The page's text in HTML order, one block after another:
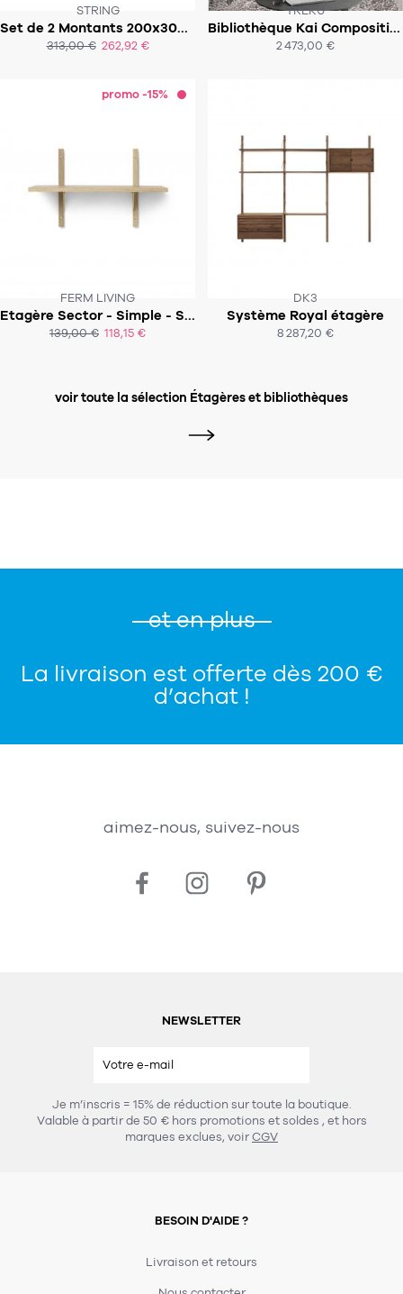
STRING
Set de 2 Montants 200x30cm - Système String
313,00 € 262,92 €
ACHAT EXPRESS
TREKU
Bibliothèque Kai Composition 1
2 473,00 €
SOUS 8- 9 SEMAINES
ACHAT EXPRESS
promo -15%
FERM LIVING
Etagère Sector - Simple - Small
139,00 € 118,15 €
SOUS 4-6 SEMAINES
ACHAT EXPRESS
DK3
Système Royal étagère
8 287,20 €
SOUS 6 SEMAINES
ACHAT EXPRESS
voir toute la sélection Étagères et bibliothèques
et en plus
La livraison est offerte dès 200 €
d’achat !
aimez-nous, suivez-nous
NEWSLETTER
Je m’inscris = 15% de réduction sur toute la boutique.
Valable à partir de 50 € hors promotions et soldes , et hors
marques exclues, voirCGV
BESOIN D'AIDE ?
Livraison et retours